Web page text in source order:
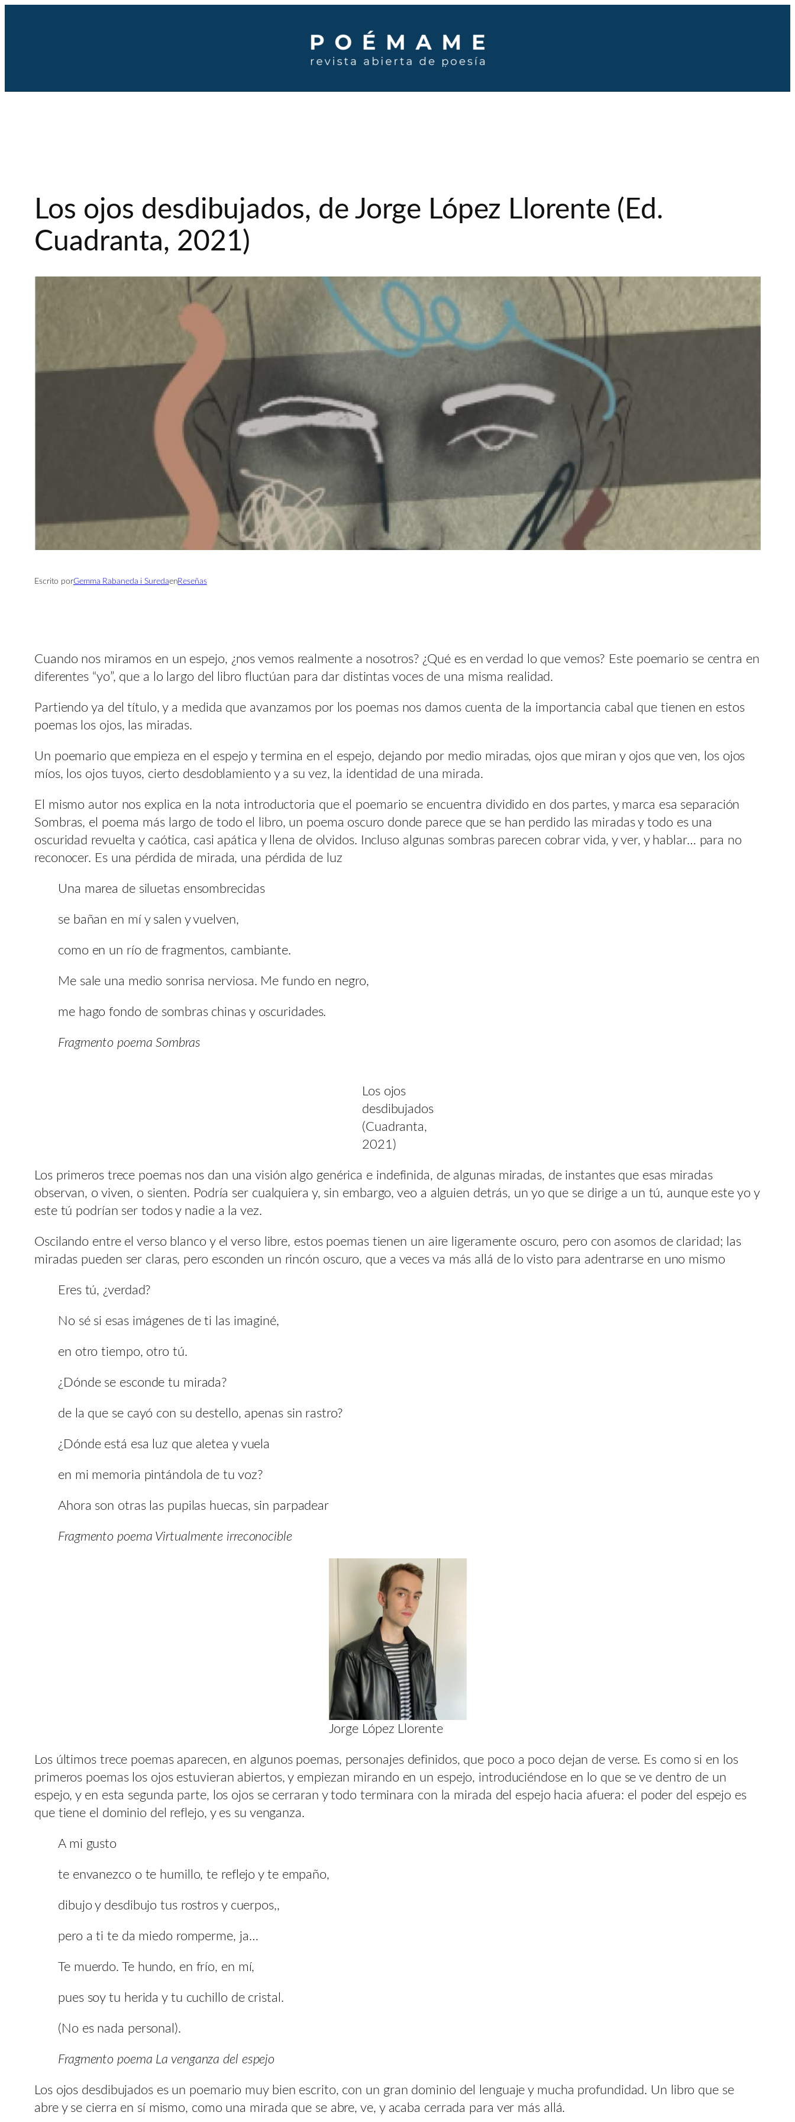
Los ojos desdibujados, de Jorge López Llorente (Ed.
Cuadranta, 2021)
Escrito porGemma Rabaneda i SuredaenReseñas
Cuando nos miramos en un espejo, ¿nos vemos realmente a nosotros? ¿Qué es en verdad lo que vemos? Este poemario se centra en
diferentes “yo”, que a lo largo del libro fluctúan para dar distintas voces de una misma realidad.
Partiendo ya del título, y a medida que avanzamos por los poemas nos damos cuenta de la importancia cabal que tienen en estos
poemas los ojos, las miradas.
Un poemario que empieza en el espejo y termina en el espejo, dejando por medio miradas, ojos que miran y ojos que ven, los ojos
míos, los ojos tuyos, cierto desdoblamiento y a su vez, la identidad de una mirada.
El mismo autor nos explica en la nota introductoria que el poemario se encuentra dividido en dos partes, y marca esa separación
Sombras, el poema más largo de todo el libro, un poema oscuro donde parece que se han perdido las miradas y todo es una
oscuridad revuelta y caótica, casi apática y llena de olvidos. Incluso algunas sombras parecen cobrar vida, y ver, y hablar… para no
reconocer. Es una pérdida de mirada, una pérdida de luz
Una marea de siluetas ensombrecidas
se bañan en mí y salen y vuelven,
como en un río de fragmentos, cambiante.
Me sale una medio sonrisa nerviosa. Me fundo en negro,
me hago fondo de sombras chinas y oscuridades.
Fragmento poema Sombras
Los ojos
desdibujados
(Cuadranta,
2021)
Los primeros trece poemas nos dan una visión algo genérica e indefinida, de algunas miradas, de instantes que esas miradas
observan, o viven, o sienten. Podría ser cualquiera y, sin embargo, veo a alguien detrás, un yo que se dirige a un tú, aunque este yo y
este tú podrían ser todos y nadie a la vez.
Oscilando entre el verso blanco y el verso libre, estos poemas tienen un aire ligeramente oscuro, pero con asomos de claridad; las
miradas pueden ser claras, pero esconden un rincón oscuro, que a veces va más allá de lo visto para adentrarse en uno mismo
Eres tú, ¿verdad?
No sé si esas imágenes de ti las imaginé,
en otro tiempo, otro tú.
¿Dónde se esconde tu mirada?
de la que se cayó con su destello, apenas sin rastro?
¿Dónde está esa luz que aletea y vuela
en mi memoria pintándola de tu voz?
Ahora son otras las pupilas huecas, sin parpadear
Fragmento poema Virtualmente irreconocible
Jorge López Llorente
Los últimos trece poemas aparecen, en algunos poemas, personajes definidos, que poco a poco dejan de verse. Es como si en los
primeros poemas los ojos estuvieran abiertos, y empiezan mirando en un espejo, introduciéndose en lo que se ve dentro de un
espejo, y en esta segunda parte, los ojos se cerraran y todo terminara con la mirada del espejo hacia afuera: el poder del espejo es
que tiene el dominio del reflejo, y es su venganza.
A mi gusto
te envanezco o te humillo, te reflejo y te empaño,
dibujo y desdibujo tus rostros y cuerpos,,
pero a ti te da miedo romperme, ja…
Te muerdo. Te hundo, en frío, en mí,
pues soy tu herida y tu cuchillo de cristal.
(No es nada personal).
Fragmento poema La venganza del espejo
Los ojos desdibujados es un poemario muy bien escrito, con un gran dominio del lenguaje y mucha profundidad. Un libro que se
abre y se cierra en sí mismo, como una mirada que se abre, ve, y acaba cerrada para ver más allá.